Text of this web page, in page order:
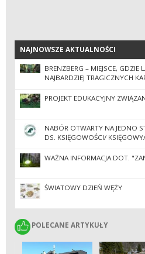
NAJNOWSZE AKTUALNOŚCI
NAJNOWSZE AKTUALNOŚCI
BRENZBERG – MIEJSCE, GDZIE
NAJBARDZIEJ TRAGICZNYCH
PROJEKT EDUKACYJNY
NABÓR OTWARTY NA JEDNO
DS. KSIĘGOWOŚCI/
WAŻNA INFORMACJA DOT.
ŚWIATOWY DZIEŃ WĘŻY
POLECANE ARTYKUŁY
POLECANE ARTYKUŁY